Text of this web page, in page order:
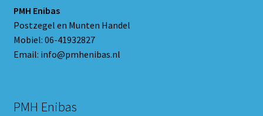
PMH Enibas
Postzegel en Munten Handel
Mobiel: 06-41932827
Email: info@pmhenibas.nl
PMH Enibas